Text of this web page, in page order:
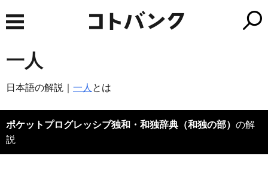
一人
日本語の解説｜ 一人 とは
ポケットプログレッシブ独和・和独辞典（和独の部） の解
説